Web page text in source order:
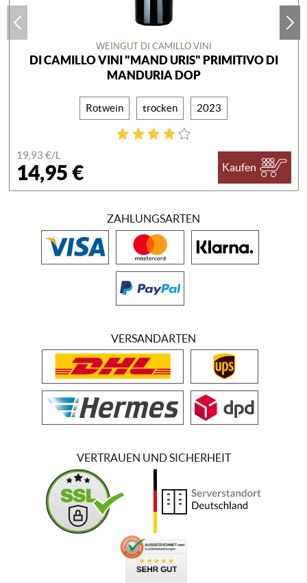
WEINGUT DI CAMILLO VINI
DI CAMILLO VINI "MAND URIS" PRIMITIVO DI
MANDURIA DOP
Rotwein trocken 2023
19,93 €/L
14,95 € Kaufen
ZAHLUNGSARTEN
VERSANDARTEN
VERTRAUEN UND SICHERHEIT